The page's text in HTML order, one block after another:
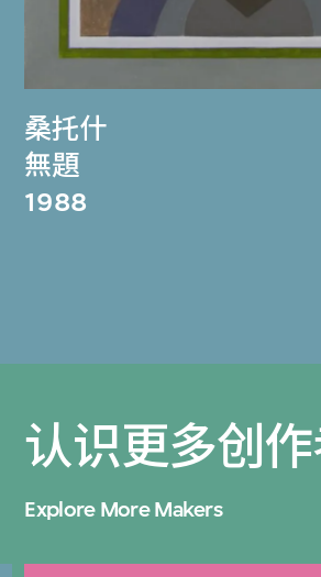
桑托什
無題
1988
认识更多创
Explore More Makers